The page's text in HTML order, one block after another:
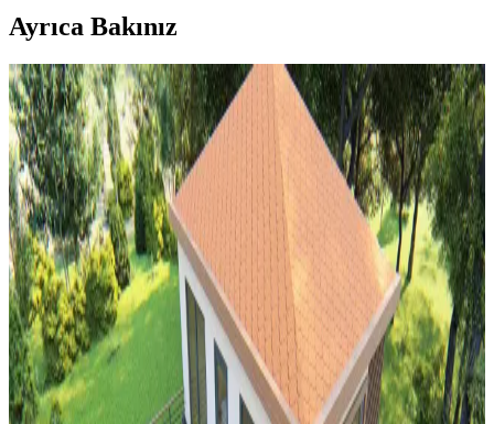
Ayrıca Bakınız
Şömine Rafı Dekorasyonunda Bitki ve Mum
Kullanımı: Estetik ve Fonksiyonel Yaklaşımlar
Şömine rafı dekorasyonunda bitkiler doğal canlılık katarken, mumlar
sıcaklık ve ışık efekti sağlar. Doğru bitki seçimi ve güvenli mum
kullanımı estetik ve fonksiyonel bir ortam yaratır.
Mutfak Dekorasyonunda Aydınlatma, Renk ve
Düzenle Pratik İyileştirme Yöntemleri
Mutfak dekorasyonunda aydınlatma, renk uyumu ve düzenleme
teknikleriyle koyu renkli dolaplar ve siyah buzdolabı gibi unsurlar
uyumlu hale getirilir. Bitkiler ve aksesuarlar atmosferi canlandırır.
Balkon ve Teras Alanlarında İşlevsel ve Yaratıcı
Kullanım Önerileri